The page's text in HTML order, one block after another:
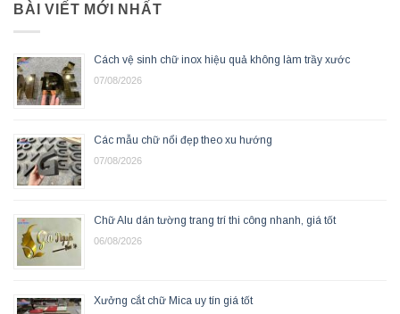
BÀI VIẾT MỚI NHẤT
Cách vệ sinh chữ inox hiệu quả không làm trầy xước
07/08/2026
Các mẫu chữ nổi đẹp theo xu hướng
07/08/2026
Chữ Alu dán tường trang trí thi công nhanh, giá tốt
06/08/2026
Xưởng cắt chữ Mica uy tín giá tốt